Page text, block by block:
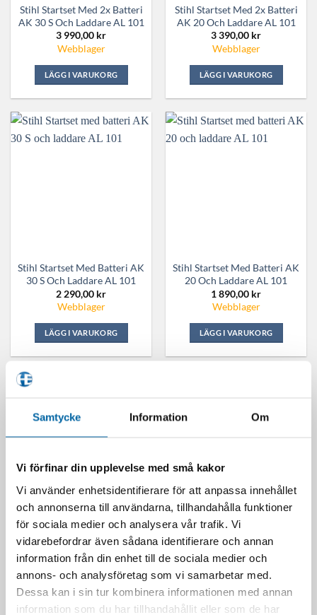
Samtycke Information Om
Vi förfinar din upplevelse med små kakor
Vi använder enhetsidentifierare för att anpassa innehållet
och annonserna till användarna, tillhandahålla funktioner
för sociala medier och analysera vår trafik. Vi
vidarebefordrar även sådana identifierare och annan
information från din enhet till de sociala medier och
annons- och analysföretag som vi samarbetar med.
Dessa kan i sin tur kombinera informationen med annan
information som du har tillhandahållit eller som de har
Stihl Startset Med 2x Batteri
AK 30 S Och Laddare AL 101
3 990,00 kr
Webblager
LÄGG I VARUKORG
Stihl Startset Med 2x Batteri
AK 20 Och Laddare AL 101
3 390,00 kr
Webblager
LÄGG I VARUKORG
Stihl Startset Med Batteri AK
30 S Och Laddare AL 101
2 290,00 kr
Webblager
LÄGG I VARUKORG
Stihl Startset Med Batteri AK
20 Och Laddare AL 101
1 890,00 kr
Webblager
LÄGG I VARUKORG
Stihl Startset Med Batteri AK
10 Och Laddare AL 101
1 590,00
kr
Webblager
LÄGG I VARUKORG
Stihl Batteri AK 30 S
2 190,00kr
I lager
LÄGG I VARUKORG